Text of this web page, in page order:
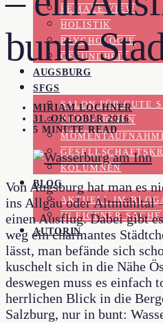
FEMALE VIEW
HOLISTIK
PSYCHOLOGIE
GESUNDHEIT
AUGSBURG
SFGS
SALON FÜR GUTE
REZENSIONEN
KOLUMNEN
BLOG
AKTUELL IM
IN EIGENER SACHE
AUTORIN
bunte
MIRIAM LOCHNER
31. OKTOBER 2016
5 MINUTE READ
Von Augsburg hat man es
ins Allgäu oder Altmühltal
einen Ausflug. Dabei gibt
weg ein charmantes
lässt, man befände sich
kuschelt sich in die Nähe
deswegen muss es einfach
herrlichen Blick in die
Salzburg, nur in bunt: